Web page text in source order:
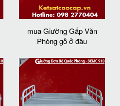
mua Giường Gấp Văn
Phòng gỗ ở đâu